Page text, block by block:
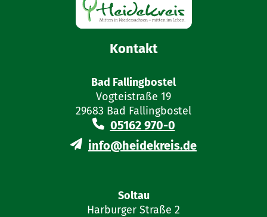
Kontakt
Bad Fallingbostel
Vogteistraße 19
29683 Bad Fallingbostel
05162 970-0
info@heidekreis.de
Soltau
Harburger Straße 2